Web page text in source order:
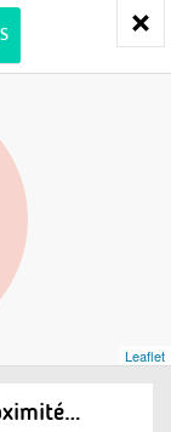
Leaflet